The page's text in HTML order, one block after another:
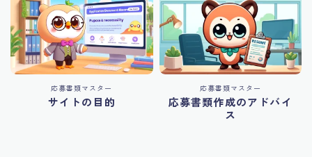
応募書類マスター
サイトの目的
応募書類マスター
応募書類作成のアドバイ
ス